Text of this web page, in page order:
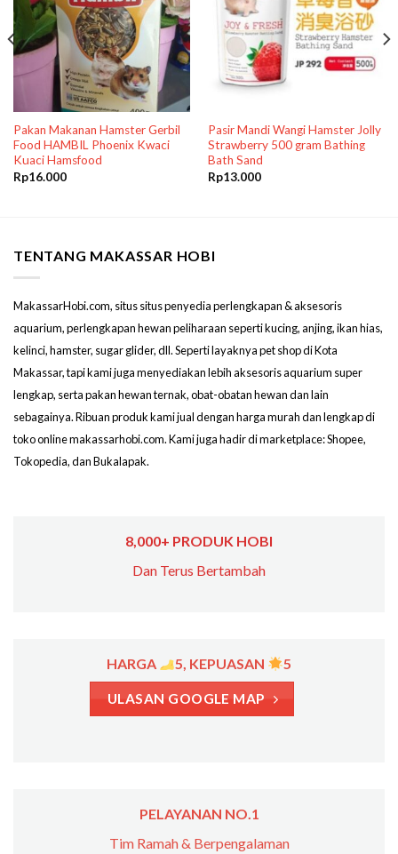
Pakan Makanan Hamster Gerbil
Food HAMBIL Phoenix Kwaci
Kuaci Hamsfood
Rp16.000
Pasir Mandi Wangi Hamster Jolly
Strawberry 500 gram Bathing
Bath Sand
Rp13.000
TENTANG MAKASSAR HOBI
MakassarHobi.com, situs situs penyedia perlengkapan & aksesoris
aquarium, perlengkapan hewan peliharaan seperti kucing, anjing, ikan hias,
kelinci, hamster, sugar glider, dll. Seperti layaknya pet shop di Kota
Makassar, tapi kami juga menyediakan lebih aksesoris aquarium super
lengkap, serta pakan hewan ternak, obat-obatan hewan dan lain
sebagainya. Ribuan produk kami jual dengan harga murah dan lengkap di
toko online makassarhobi.com. Kami juga hadir di marketplace: Shopee,
Tokopedia, dan Bukalapak.
8,000+ PRODUK HOBI
Dan Terus Bertambah
HARGA 5, KEPUASAN 5
ULASAN GOOGLE MAP
PELAYANAN NO.1
Tim Ramah & Berpengalaman